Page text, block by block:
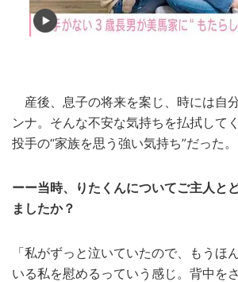
産後、息子の将来を案じ、時には自
ンナ。そんな不安な気持ちを払拭して
投手の“家族を思う強い気持ち”だった。
ーー当時、りたくんについてご主人と
ましたか？
「私がずっと泣いていたので、もうほ
いる私を慰めるっていう感じ。背中を